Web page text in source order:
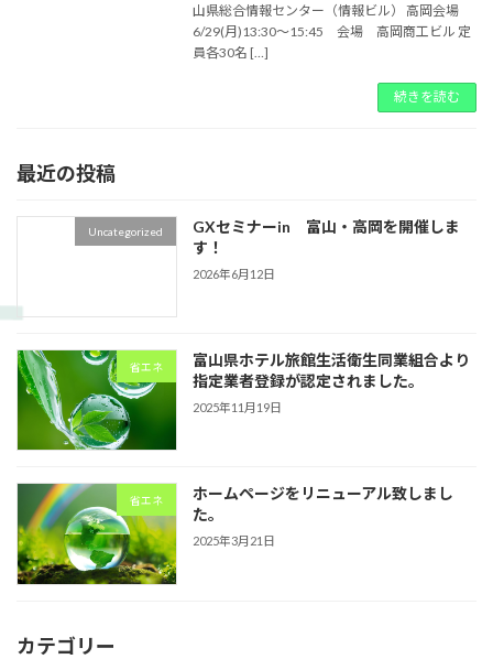
山県総合情報センター（情報ビル） 高岡会場
6/29(月)13:30〜15:45 会場 高岡商工ビル 定
員各30名 […]
続きを読む
最近の投稿
Uncategorized
GXセミナーin 富山・高岡を開催しま
す！
2026年6月12日
省エネ
富山県ホテル旅館生活衛生同業組合より
指定業者登録が認定されました。
2025年11月19日
省エネ
ホームページをリニューアル致しまし
た。
2025年3月21日
カテゴリー